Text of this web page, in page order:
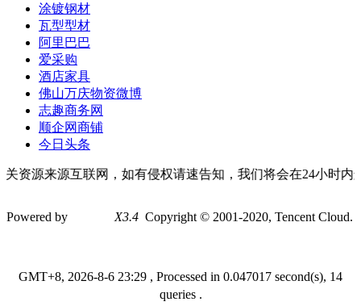
涂镀钢材
瓦型型材
阿里巴巴
爱采购
酒店家具
佛山万庆物资微博
志趣商务网
顺企网商铺
今日头条
源来源互联网，如有侵权请速告知，我们将会在24小时内
Powered by X3.4 Copyright © 2001-2020, Tencent Cloud.
GMT+8, 2026-8-6 23:29 , Processed in 0.047017 second(s), 14
queries .